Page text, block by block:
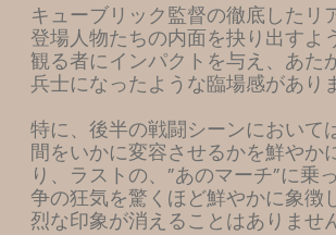
キューブリック監督の徹底したリ
登場人物たちの内面を抉り出すよ
観る者にインパクトを与え、あた
兵士になったような臨場感があり
特に、後半の戦闘シーンにおいて
間をいかに変容させるかを鮮やか
り、ラストの、”あのマーチ”に乗
争の狂気を驚くほど鮮やかに象徴
烈な印象が消えることはありません